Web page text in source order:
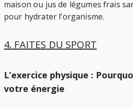
maison ou jus de légumes frais
pour hydrater l’organisme.
4. FAITES DU SPORT
L’exercice physique :
votre énergie